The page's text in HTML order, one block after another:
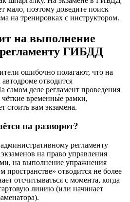
мало, поэтому доведите поиск
на тренировках с инструктором.
на выполнение
ГИБДД
ошибочно полагают, что на
отводится
самом деле регламент проведения
чёткие временны́е рамки,
стоить вам экзамена.
на разворот?
регламенту
на право управления
на выполнение упражнения
пространстве» отводится не более
отсчитываться с момента, когда
линию (или начинает